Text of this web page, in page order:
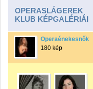
OPERASLÁGEREK
KLUB KÉPGALÉRIÁI
Operaénekesnők
180 kép